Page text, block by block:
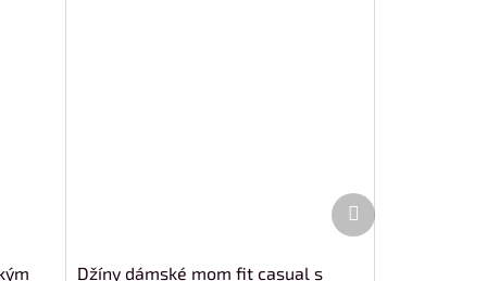
Džíny dámské mom fit casual s
Další
produkt